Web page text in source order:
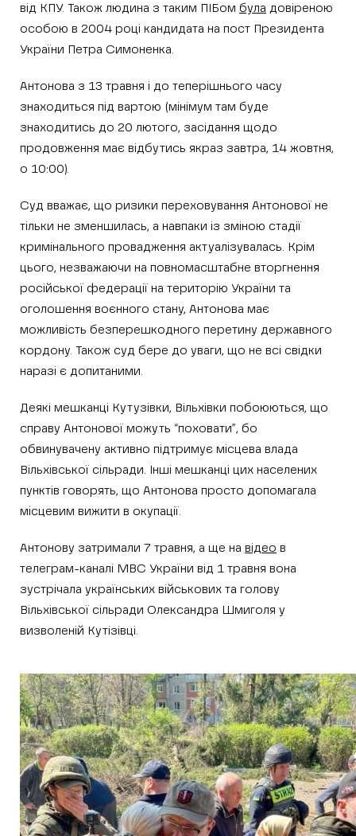
від КПУ. Також людина з таким ПІБом була довіреною
особою в 2004 році кандидата на пост Президента
України Петра Симоненка.
Антонова з 13 травня і до теперішнього часу
знаходиться під вартою (мінімум там буде
знаходитись до 20 лютого, засідання щодо
продовження має відбутись якраз завтра, 14 жовтня,
о 10:00).
Суд вважає, що ризики переховування Антонової не
тільки не зменшилась, а навпаки із зміною стадії
кримінального провадження актуалізувалась. Крім
цього, незважаючи на повномасштабне вторгнення
російської федерації на територію України та
оголошення воєнного стану, Антонова має
можливість безперешкодного перетину державного
кордону. Також суд бере до уваги, що не всі свідки
наразі є допитаними.
Деякі мешканці Кутузівки, Вільхівки побоюються, що
справу Антонової можуть “поховати”, бо
обвинувачену активно підтримує місцева влада
Вільхівської сільради. Інші мешканці цих населених
пунктів говорять, що Антонова просто допомагала
місцевим вижити в окупації.
Антонову затримали 7 травня, а ще на відео в
телеграм-каналі МВС України від 1 травня вона
зустрічала українських військових та голову
Вільхівської сільради Олександра Шмиголя у
визволеній Кутізівці.